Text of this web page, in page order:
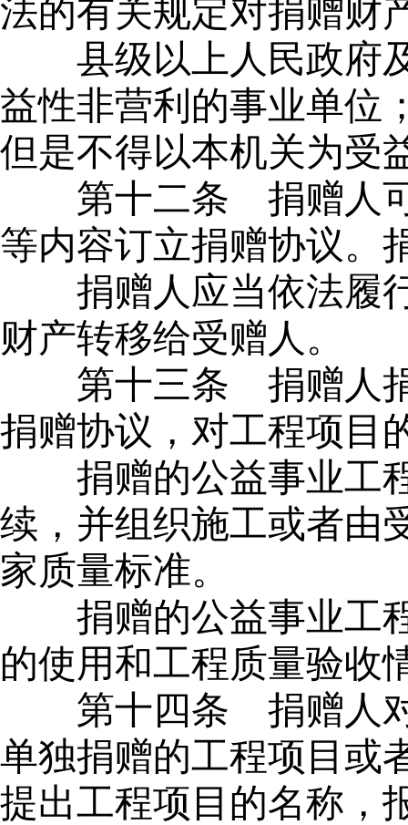
法的有关规定对捐赠财
县级以上人民政府
益性非营利的事业单位
但是不得以本机关为受
第十二条 捐赠人
等内容订立捐赠协议。
捐赠人应当依法履
财产转移给受赠人。
第十三条 捐赠人
捐赠协议，对工程项目
捐赠的公益事业工
续，并组织施工或者由
家质量标准。
捐赠的公益事业工
的使用和工程质量验收
第十四条 捐赠人
单独捐赠的工程项目或
提出工程项目的名称，